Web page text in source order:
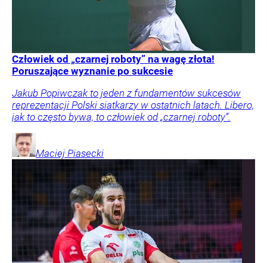
Człowiek od „czarnej roboty” na wagę złota!
Poruszające wyznanie po sukcesie
Jakub Popiwczak to jeden z fundamentów sukcesów
reprezentacji Polski siatkarzy w ostatnich latach. Libero,
jak to często bywa, to człowiek od „czarnej roboty”.
Maciej Piasecki